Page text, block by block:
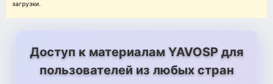
загрузки.
Доступ к материалам YAVOSP для
пользователей из любых стран